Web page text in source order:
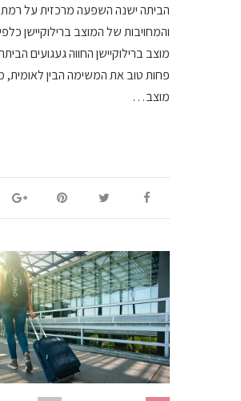
הביתה ישנה השפעה מרכזית על רמת
והמחויבות של המוצב ברילוקיישן
מוצב ברילוקיישן החווה געגועים
פחות טוב את המשימה הבין
מוצב…